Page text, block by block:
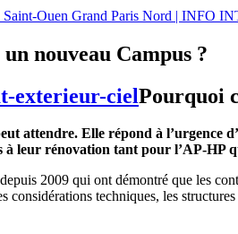
Ouen Grand Paris Nord | INFO
nouveau Campus ?
Pourquoi
attendre. Elle répond à l’urgence
à leur rénovation tant pour l’AP-HP
2009 qui ont démontré que les
techniques, les